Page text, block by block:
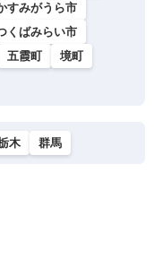
すみがうら市
くばみらい市
五霞町
境町
木 群馬